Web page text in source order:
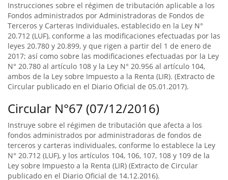
Instrucciones sobre el régimen de tributación aplicable a los
Fondos administrados por Administradoras de Fondos de
Terceros y Carteras Individuales, establecido en la Ley N°
20.712 (LUF), conforme a las modificaciones efectuadas por las
leyes 20.780 y 20.899, y que rigen a partir del 1 de enero de
2017; así como sobre las modificaciones efectuadas por la Ley
N° 20.780 al artículo 108 y la Ley N° 20.956 al artículo 104,
ambos de la Ley sobre Impuesto a la Renta (LIR). (Extracto de
Circular publicado en el Diario Oficial de 05.01.2017).
Circular N°67 (07/12/2016)
Instruye sobre el régimen de tributación que afecta a los
fondos administrados por administradoras de fondos de
terceros y carteras individuales, conforme lo establece la Ley
N° 20.712 (LUF), y los artículos 104, 106, 107, 108 y 109 de la
Ley sobre Impuesto a la Renta (LIR) (Extracto de Circular
publicado en el Diario Oficial de 14.12.2016).